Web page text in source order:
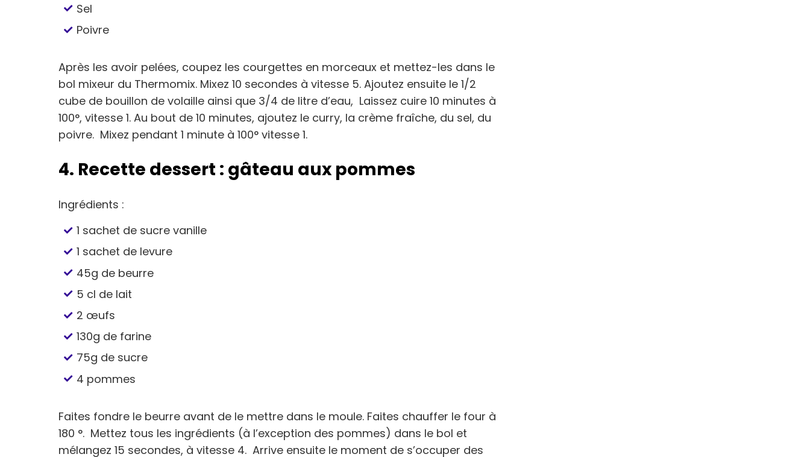
Sel
Poivre
Après les avoir pelées, coupez les courgettes en morceaux et mettez-les dans le
bol mixeur du Thermomix. Mixez 10 secondes à vitesse 5. Ajoutez ensuite le 1/2
cube de bouillon de volaille ainsi que 3/4 de litre d’eau, Laissez cuire 10 minutes à
100°, vitesse 1. Au bout de 10 minutes, ajoutez le curry, la crème fraîche, du sel, du
poivre. Mixez pendant 1 minute à 100° vitesse 1.
4. Recette dessert : gâteau aux pommes
Ingrédients :
1 sachet de sucre vanille
1 sachet de levure
45g de beurre
5 cl de lait
2 œufs
130g de farine
75g de sucre
4 pommes
Faites fondre le beurre avant de le mettre dans le moule. Faites chauffer le four à
180 °. Mettez tous les ingrédients (à l’exception des pommes) dans le bol et
mélangez 15 secondes, à vitesse 4. Arrive ensuite le moment de s’occuper des